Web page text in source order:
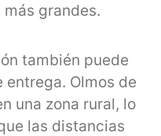
grandes.
también puede
Olmos de
una zona rural, lo
las distancias